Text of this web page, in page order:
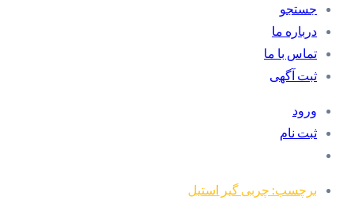
جستجو
درباره ما
تماس با ما
ثبت آگهی
ورود
ثبت نام
برچسب: چربی گیر استیل